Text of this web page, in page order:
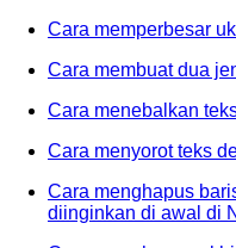
Cara memperbesar
Cara membuat dua
Cara menebalkan
Cara menyorot teks
Cara menghapus
diinginkan di awal di